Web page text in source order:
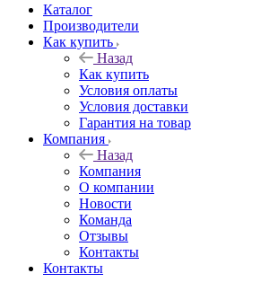
Каталог
Производители
Как купить
Назад
Как купить
Условия оплаты
Условия доставки
Гарантия на товар
Компания
Назад
Компания
О компании
Новости
Команда
Отзывы
Контакты
Контакты